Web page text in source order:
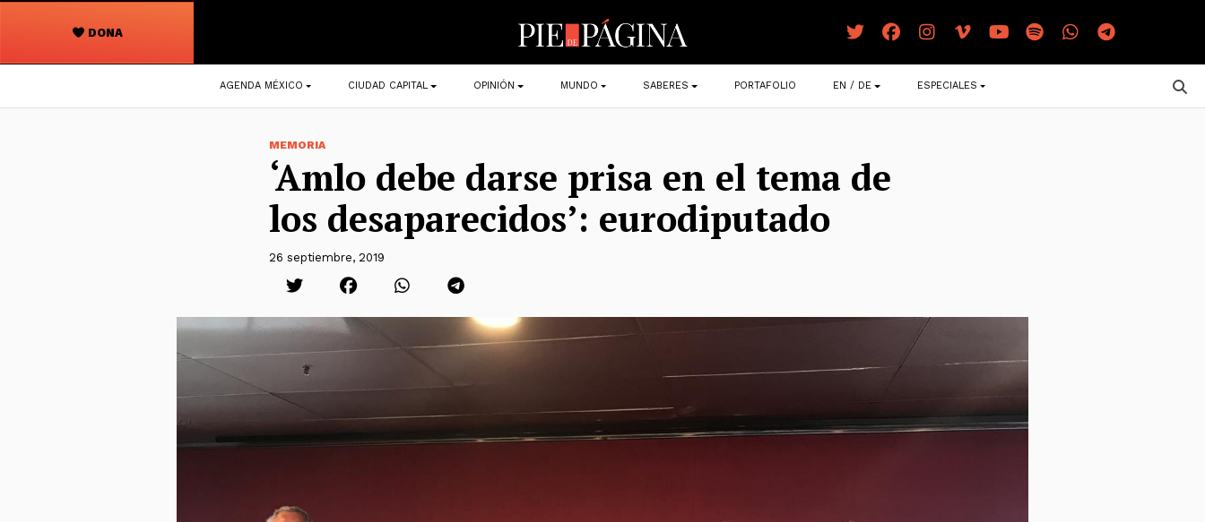
DONA
Navegación
principal
AGENDA MÉXICO CIUDAD CAPITAL OPINIÓN MUNDO SABERES PORTAFOLIO EN / DE ESPECIALES
MEMORIA
‘Amlo debe darse prisa en el tema de
los desaparecidos’: eurodiputado
26 septiembre, 2019